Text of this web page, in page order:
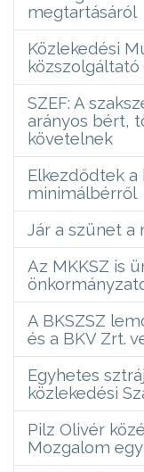
megtartásáról
Közlekedési
SZEF: A
arányos bért,
követelnek
Elkezdődtek a
minimálbérről
Jár a szünet
Az MKKSZ is
A BKSZSZ
és a BKV Zrt.
Egyhetes
közlekedési
Pilz Olivér
Mozgalom